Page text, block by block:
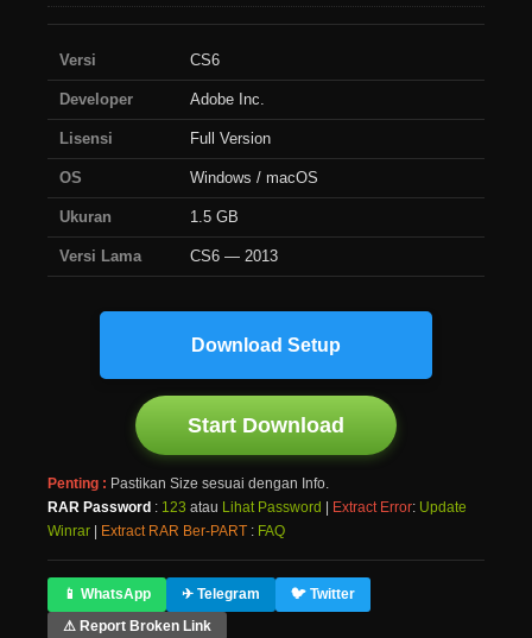
Versi CS6
Developer Adobe Inc.
Lisensi Full Version
OS Windows / macOS
Ukuran 1.5 GB
Versi Lama CS6 — 2013
Download Setup
Start Download
Penting : Pastikan Size sesuai dengan Info.
RAR Password : 123 atau Lihat Password Extract Error: Update
Winrar
Extract RAR Ber-PART : FAQ
📱 WhatsApp ✈ Telegram
🐦 Twitter
⚠ Report Broken Link